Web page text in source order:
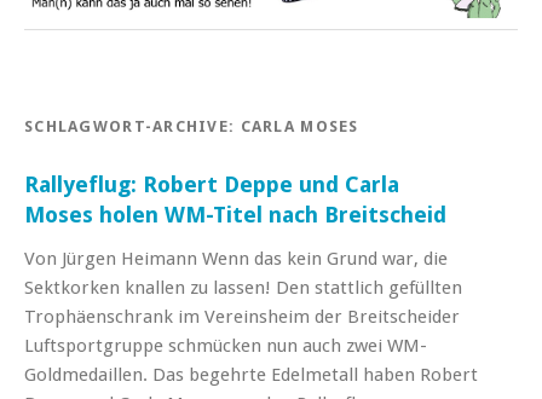
SCHLAGWORT-ARCHIVE: CARLA MOSES
Rallyeflug: Robert Deppe und Carla
Moses holen WM-Titel nach Breitscheid
Von Jürgen Heimann Wenn das kein Grund war, die
Sektkorken knallen zu lassen! Den stattlich gefüllten
Trophäenschrank im Vereinsheim der Breitscheider
Luftsportgruppe schmücken nun auch zwei WM-
Goldmedaillen. Das begehrte Edelmetall haben Robert